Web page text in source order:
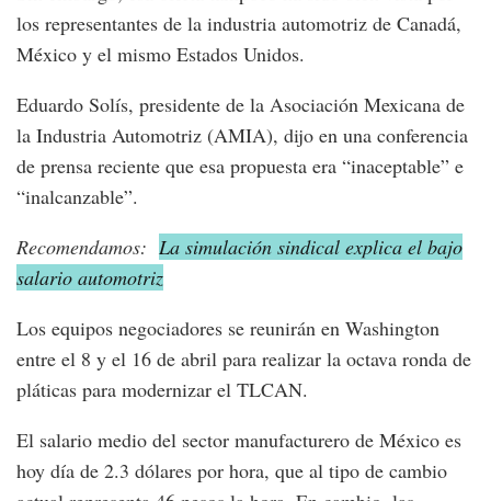
los representantes de la industria automotriz de Canadá,
México y el mismo Estados Unidos.
Eduardo Solís, presidente de la Asociación Mexicana de
la Industria Automotriz (AMIA), dijo en una conferencia
de prensa reciente que esa propuesta era “inaceptable” e
“inalcanzable”.
Recomendamos: La simulación sindical explica el bajo
salario automotriz
Los equipos negociadores se reunirán en Washington
entre el 8 y el 16 de abril para realizar la octava ronda de
pláticas para modernizar el TLCAN.
El salario medio del sector manufacturero de México es
hoy día de 2.3 dólares por hora, que al tipo de cambio